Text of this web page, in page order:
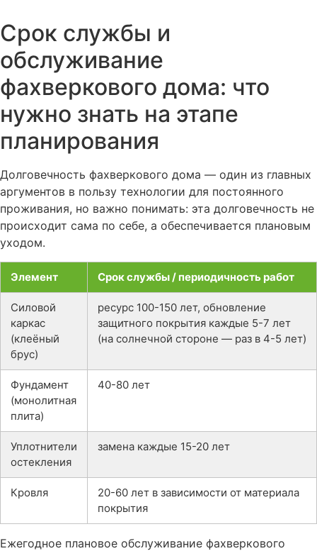
Срок службы и
обслуживание
фахверкового дома: что
нужно знать на этапе
планирования
Долговечность фахверкового дома — один из главных
аргументов в пользу технологии для постоянного
проживания, но важно понимать: эта долговечность не
происходит сама по себе, а обеспечивается плановым
уходом.
Элемент Срок службы / периодичность работ
Силовой
каркас
(клеёный
брус)
ресурс 100-150 лет, обновление
защитного покрытия каждые 5-7 лет
(на солнечной стороне — раз в 4-5 лет)
Фундамент
(монолитная
плита)
40-80 лет
Уплотнители
остекления
замена каждые 15-20 лет
Кровля
20-60 лет в зависимости от материала
покрытия
Ежегодное плановое обслуживание фахверкового